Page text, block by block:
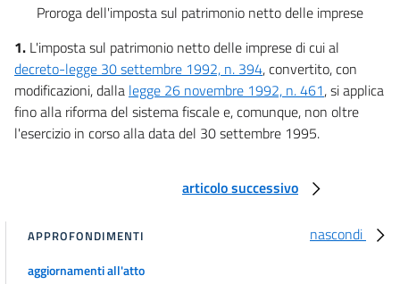
Proroga dell'imposta sul patrimonio netto delle imprese
1. L'imposta sul patrimonio netto delle imprese di cui al
decreto-legge 30 settembre 1992, n. 394, convertito, con
modificazioni, dalla legge 26 novembre 1992, n. 461, si applica
fino alla riforma del sistema fiscale e, comunque, non oltre
l'esercizio in corso alla data del 30 settembre 1995.
articolo successivo
nascondi
APPROFONDIMENTI
aggiornamenti all'atto